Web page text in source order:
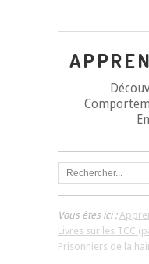
Vous êtes ici :
Livres sur les TCC
Prisonniers de la